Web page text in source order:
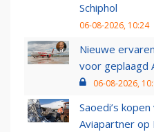
Schiphol
06-08-2026, 10:24
Nieuwe
voor geplaagd
06-08-2026,
Saoedi’s
Aviapartner op